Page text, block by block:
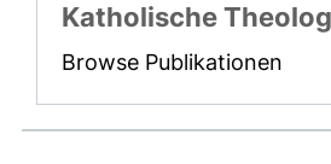
Katholische
Browse Publikationen